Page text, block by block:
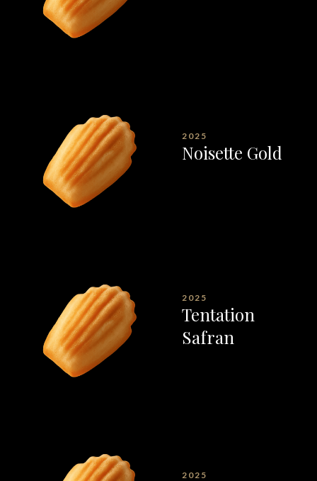
2025
Noisette Gold
2025
Tentation
Safran
2025